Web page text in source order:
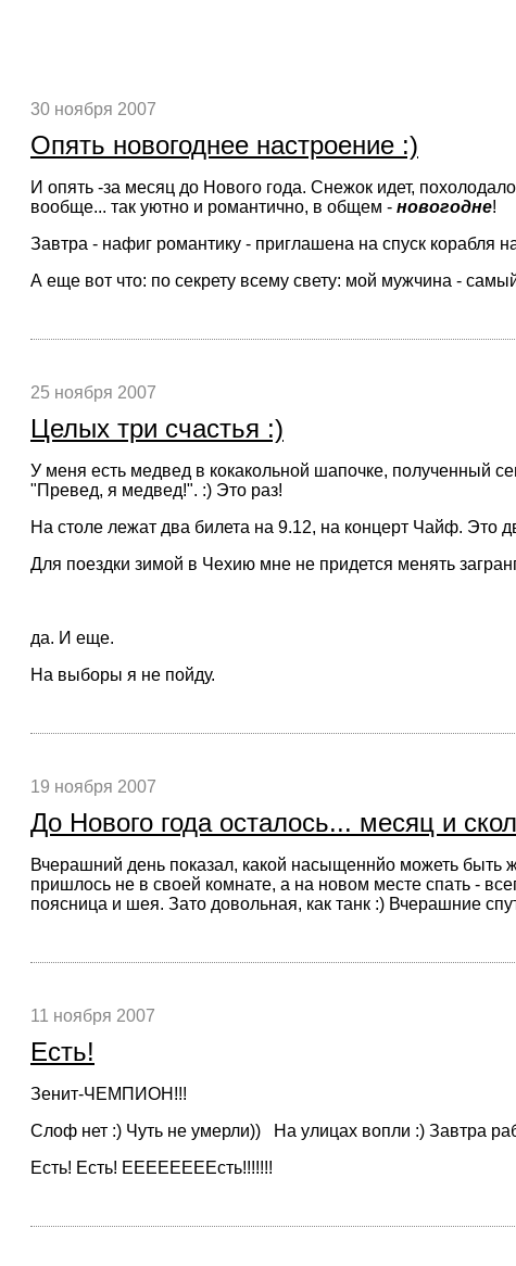
30 ноября 2007
Опять новогоднее настроение :)
И опять -за месяц до Нового года. Снежок идет,
вообще... так уютно и романтично, в общем - новогодне!
Завтра - нафиг романтику - приглашена на спуск корабля
А еще вот что: по секрету всему свету: мой мужчина -
25 ноября 2007
Целых три счастья :)
У меня есть медвед в кокакольной шапочке, полученный
"Превед, я медвед!". :) Это раз!
На столе лежат два билета на 9.12, на концерт Чайф. Это
Для поездки зимой в Чехию мне не придется менять
да. И еще.
На выборы я не пойду.
19 ноября 2007
До Нового года осталось... месяц и
Вчерашний день показал, какой насыщеннйо можеть быть
пришлось не в своей комнате, а на новом месте спать -
поясница и шея. Зато довольная, как танк :) Вчерашние
11 ноября 2007
Есть!
Зенит-ЧЕМПИОН!!!
Слоф нет :) Чуть не умерли)) На улицах вопли :) Завтра
Есть! Есть! ЕЕЕЕЕЕЕЕсть!!!!!!!